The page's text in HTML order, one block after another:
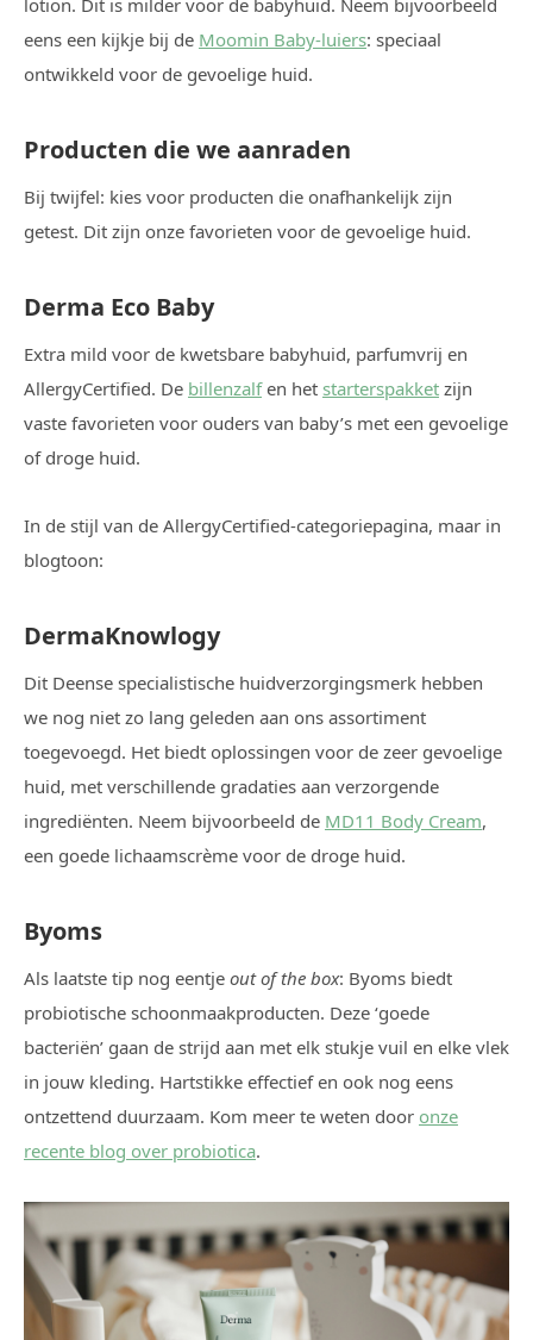
lotion. Dit is milder voor de babyhuid. Neem bijvoorbeeld
eens een kijkje bij de Moomin Baby-luiers: speciaal
ontwikkeld voor de gevoelige huid.
Producten die we aanraden
Bij twijfel: kies voor producten die onafhankelijk zijn
getest. Dit zijn onze favorieten voor de gevoelige huid.
Derma Eco Baby
Extra mild voor de kwetsbare babyhuid, parfumvrij en
AllergyCertified. De billenzalfen het starterspakket zijn
vaste favorieten voor ouders van baby’s met een gevoelige
of droge huid.
In de stijl van de AllergyCertified-categoriepagina, maar in
blogtoon:
DermaKnowlogy
Dit Deense specialistische huidverzorgingsmerk hebben
we nog niet zo lang geleden aan ons assortiment
toegevoegd. Het biedt oplossingen voor de zeer gevoelige
huid, met verschillende gradaties aan verzorgende
ingrediënten. Neem bijvoorbeeld de MD11 Body Cream,
een goede lichaamscrème voor de droge huid.
Byoms
Als laatste tip nog eentje out of the box: Byoms biedt
probiotische schoonmaakproducten. Deze ‘goede
bacteriën’ gaan de strijd aan met elk stukje vuil en elke vlek
in jouw kleding. Hartstikke effectief en ook nog eens
ontzettend duurzaam. Kom meer te weten door onze
recente blog over probiotica.